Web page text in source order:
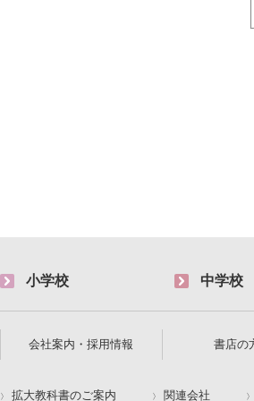
小学校 中学校
会社案内・採用情報 書店の
拡大教科書のご案内 関連会社